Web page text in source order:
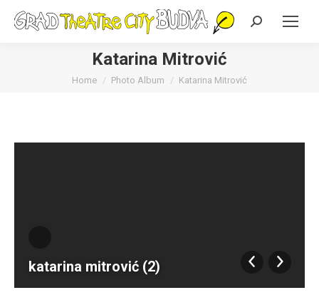
Search:
Katarina Mitrović
You are here:
Home Photo Album Katarina Mitrović
katarina mitrović (2)